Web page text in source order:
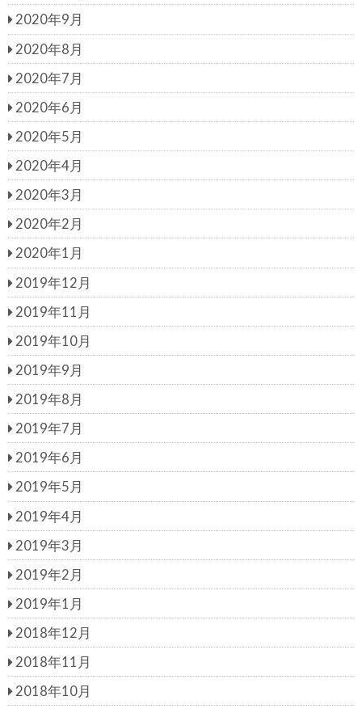
2020年9月
2020年8月
2020年7月
2020年6月
2020年5月
2020年4月
2020年3月
2020年2月
2020年1月
2019年12月
2019年11月
2019年10月
2019年9月
2019年8月
2019年7月
2019年6月
2019年5月
2019年4月
2019年3月
2019年2月
2019年1月
2018年12月
2018年11月
2018年10月